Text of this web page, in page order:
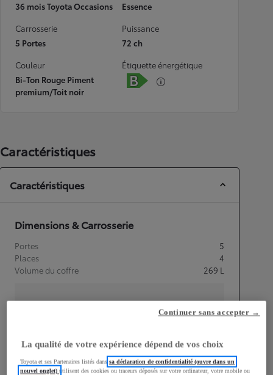
36 mois Toyota Occasions
Essence
Carrosserie
5 Portes
Puissance
72 ch
Couleur
Bi-Ton Rouge Piment
premium/Toit noir
Étiquette énergétique
Caractéristiques
Caractéristiques
Dimensions & Carrosserie
Portes
5
Places
4
Volume du coffre
269 L
Hauteur
1 510
mm
La qualité de votre expérience dépend de vos choix
Toyota et ses Partenaires listés danssa déclaration de confidentialité (ouvre dans un
nouvel onglet)utilisent des cookies ou traceurs déposés sur votre ordinateur, votre mobile ou
Continuer sans accepter →